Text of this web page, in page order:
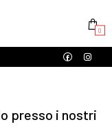
0
presso i nostri